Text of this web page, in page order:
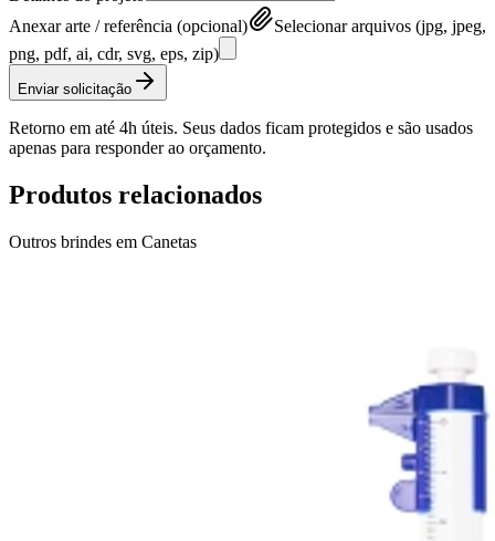
Anexar arte / referência (opcional)
Selecionar arquivos (jpg, jpeg,
png, pdf, ai, cdr, svg, eps, zip)
Enviar solicitação
Retorno em até 4h úteis. Seus dados ficam protegidos e são usados
apenas para responder ao orçamento.
Produtos relacionados
Outros brindes em Canetas